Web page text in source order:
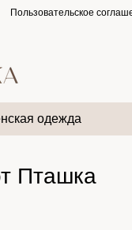
Пользовательское
одежда
Пташка